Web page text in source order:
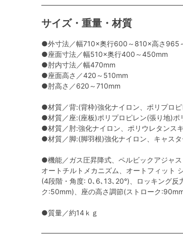
サイズ・重量・材質
●外寸法／幅710×奥行600～810×高さ965
●座面寸法／幅510×奥行400～450mm
●肘内寸法／幅470mm
●座面高さ／420～510mm
●肘高さ／620～710mm
●材質／背:(背枠)強化ナイロン、ポリプロ
●材質／座:(座板)ポリプロピレン(張り地)
●材質／肘:強化ナイロン、ポリウレタンス
●材質／脚:(脚羽根)強化ナイロン、キャス
●機能／ガス圧昇降式、ペルビックアジャ
オートチルトメカニズム、オートフィット
(4段階・角度: 0､6､13､20°)、ロッキング
ク:50mm)、座の高さ調節(ストローク
●質量／約14ｋｇ